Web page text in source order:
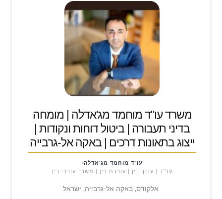
משרד עו"ד מוחמד מג'אדלה | מומחה
בדיני תעבורה | ביטול דוחות ונקודות |
ייצוג בתאונות דרכים | באקה אל-גרבייה
עו"ד מוחמד מג'אדלה
עו״ד | עורך דין | עורכת דין | משרד עורכי דין
אלקודס, באקה אל-גרבייה, ישראל